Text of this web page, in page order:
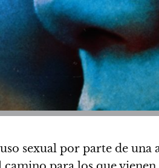
sexual por parte de